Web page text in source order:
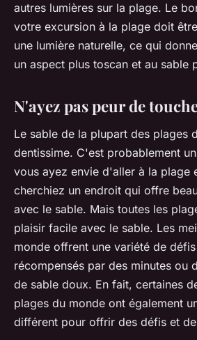
autres lumières sur la plage. Le
votre excursion à la plage doit
une lumière naturelle, ce qui
un aspect plus toscan et au sable
N'ayez pas peur de
Le sable de la plupart des plages
dentissime. C'est probablement
vous ayez envie d'aller à la plage
cherchiez un endroit qui offre
avec le sable. Mais toutes les
plaisir facile avec le sable. Les
monde offrent une variété de
récompensés par des minutes ou
de sable doux. En fait, certaines
plages du monde ont également
différent pour offrir des défis et